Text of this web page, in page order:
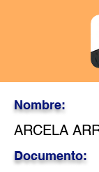
Nombre:
ARCELA
Documento: